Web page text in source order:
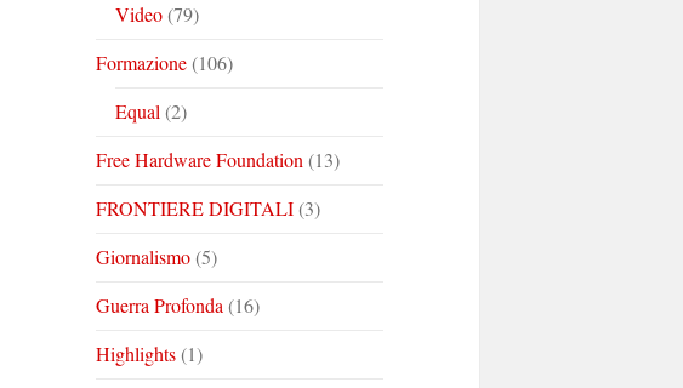
Video(79)
Formazione(106)
Equal (2)
Free Hardware Foundation (13)
FRONTIERE DIGITALI(3)
Giornalismo(5)
Guerra Profonda (16)
Highlights(1)